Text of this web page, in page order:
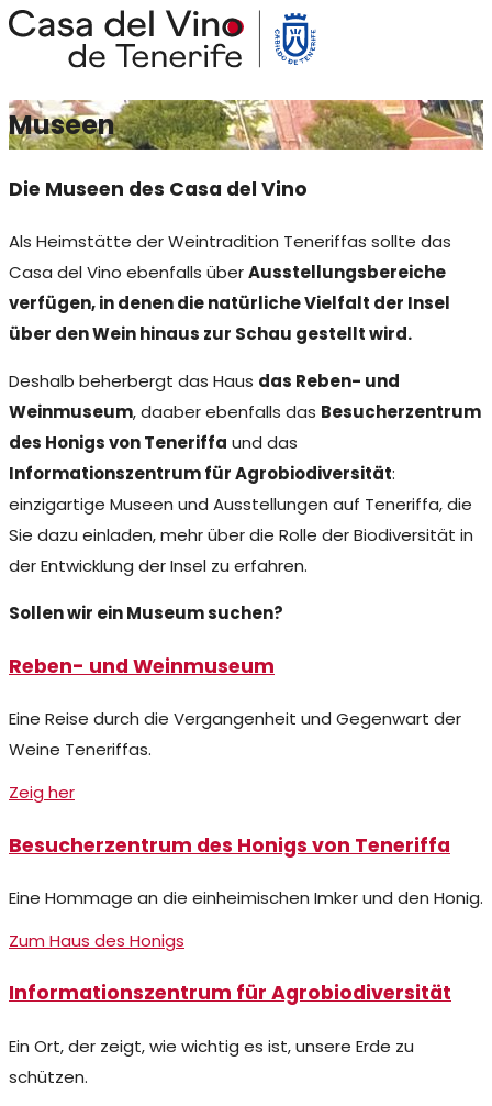
Museen
Die Museen des Casa del Vino
Als Heimstätte der Weintradition Teneriffas sollte das
Casa del Vino ebenfalls überAusstellungsbereiche
verfügen, in denen die natürliche Vielfalt der Insel
über den Wein hinaus zur Schau gestellt wird.
Deshalb beherbergt das Haus das Reben- und
Weinmuseum, daaber ebenfalls das Besucherzentrum
des Honigs von Teneriffa und das
Informationszentrum für Agrobiodiversität:
einzigartige Museen und Ausstellungen auf Teneriffa, die
Sie dazu einladen, mehr über die Rolle der Biodiversität in
der Entwicklung der Insel zu erfahren.
Sollen wir ein Museum suchen?
Reben- und Weinmuseum
Eine Reise durch die Vergangenheit und Gegenwart der
Weine Teneriffas.
Zeig her
Besucherzentrum des Honigs von Teneriffa
Eine Hommage an die einheimischen Imker und den Honig.
Zum Haus des Honigs
Informationszentrum für Agrobiodiversität
Ein Ort, der zeigt, wie wichtig es ist, unsere Erde zu
schützen.